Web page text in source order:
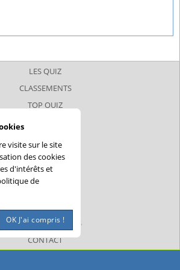
LES QUIZ
CLASSEMENTS
TOP QUIZ
JOKERQUIZ
AIDE
CONFIDENTIALITÉ
MENTIONS LÉGALES
CONTACT
visite sur le site
des cookies
d'intérêts et
de
OK J'ai compris !